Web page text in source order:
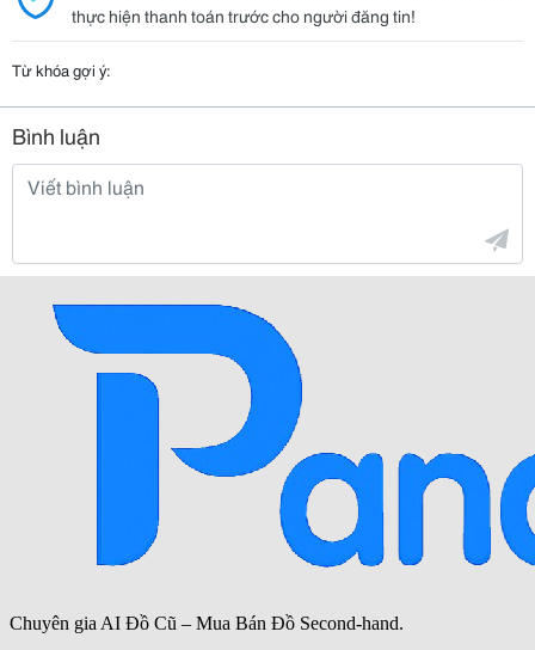
thực hiện thanh toán trước cho người đăng tin!
Từ khóa gợi ý:
Bình luận